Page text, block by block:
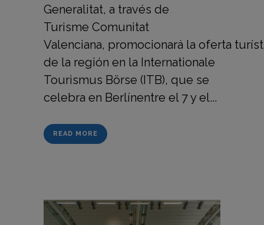
Generalitat, a través de
Turisme Comunitat
Valenciana, promocionará la oferta
de la región en la Internationale
Tourismus Börse (ITB), que se
celebra en Berlínentre el 7 y el...
READ MORE